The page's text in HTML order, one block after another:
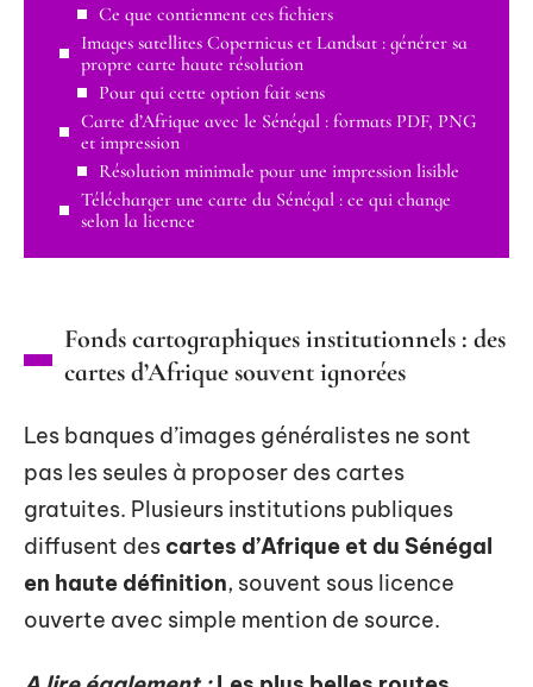
Ce que contiennent ces fichiers
Images satellites Copernicus et Landsat : générer sa
propre carte haute résolution
Pour qui cette option fait sens
Carte d’Afrique avec le Sénégal : formats PDF, PNG
et impression
Résolution minimale pour une impression lisible
Télécharger une carte du Sénégal : ce qui change
selon la licence
Fonds cartographiques institutionnels : des
cartes d’Afrique souvent ignorées
Les banques d’images généralistes ne sont
pas les seules à proposer des cartes
gratuites. Plusieurs institutions publiques
diffusent des cartes d’Afrique et du Sénégal
en haute définition, souvent sous licence
ouverte avec simple mention de source.